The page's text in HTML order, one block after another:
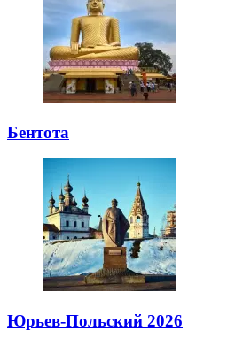
Бентота
Юрьев-Польский 2026